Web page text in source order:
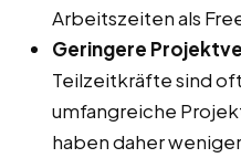
Arbeitszeiten als
Geringere
Teilzeitkräfte sind
umfangreiche
haben daher